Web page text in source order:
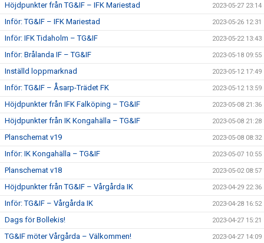
Höjdpunkter från TG&IF – IFK Mariestad 2023-05-27 23:14
Inför: TG&IF – IFK Mariestad 2023-05-26 12:31
Inför: IFK Tidaholm – TG&IF 2023-05-22 13:43
Inför: Brålanda IF – TG&IF 2023-05-18 09:55
Inställd loppmarknad 2023-05-12 17:49
Inför: TG&IF – Åsarp-Trädet FK 2023-05-12 13:59
Höjdpunkter från IFK Falköping – TG&IF 2023-05-08 21:36
Höjdpunkter från IK Kongahälla – TG&IF 2023-05-08 21:28
Planschemat v19 2023-05-08 08:32
Inför: IK Kongahälla – TG&IF 2023-05-07 10:55
Planschemat v18 2023-05-02 08:57
Höjdpunkter från TG&IF – Vårgårda IK 2023-04-29 22:36
Inför: TG&IF – Vårgårda IK 2023-04-28 16:52
Dags för Bollekis! 2023-04-27 15:21
TG&IF möter Vårgårda – Välkommen! 2023-04-27 14:09